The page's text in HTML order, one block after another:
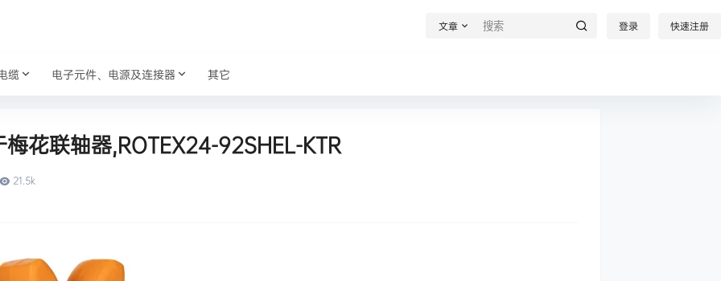
文章 登录 快速注册
缆 电子元件、电源及连接器 其它
花联轴器,ROTEX24-92SHEL-KTR
21.5k